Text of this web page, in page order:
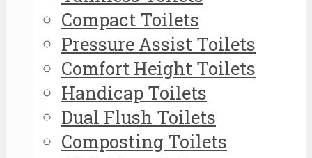
Compact Toilets
Pressure Assist Toilets
Comfort Height Toilets
Handicap Toilets
Dual Flush Toilets
Composting Toilets